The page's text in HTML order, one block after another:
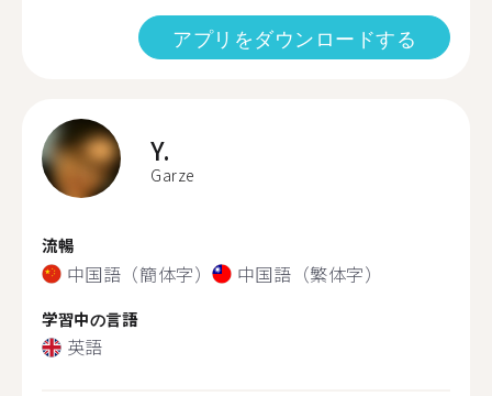
アプリをダウンロードする
Y.
Garze
流暢
中国語（簡体字） 中国語（繁体字）
学習中の言語
英語